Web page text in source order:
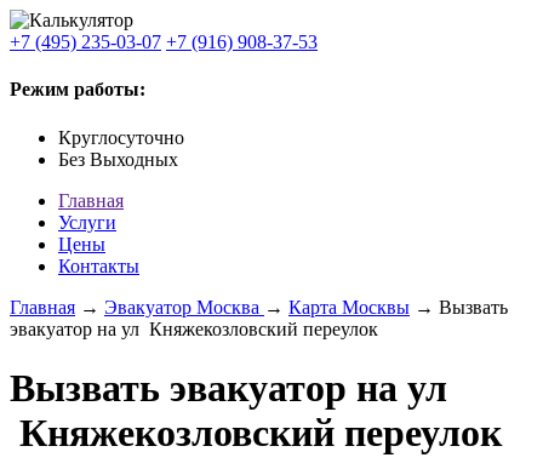
+7 (495) 235-03-07 +7 (916) 908-37-53
Режим работы:
Круглосуточно
Без Выходных
Главная
Услуги
Цены
Контакты
Главная → Эвакуатор Москва → Карта Москвы → Вызвать
эвакуатор на ул Княжекозловский переулок
Вызвать эвакуатор на ул
Княжекозловский переулок